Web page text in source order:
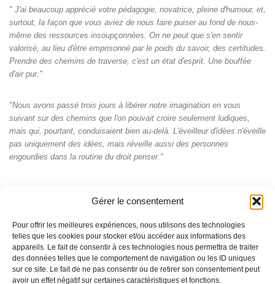
Gérer le consentement
Pour offrir les meilleures expériences, nous utilisons des technologies
telles que les cookies pour stocker et/ou accéder aux informations des
appareils. Le fait de consentir à ces technologies nous permettra de traiter
des données telles que le comportement de navigation ou les ID uniques
sur ce site. Le fait de ne pas consentir ou de retirer son consentement peut
avoir un effet négatif sur certaines caractéristiques et fonctions.
" J'ai beaucoup apprécié votre pédagogie, novatrice, pleine d'humour, et,
surtout, la façon que vous aviez de nous faire puiser au fond de nous-
même des ressources insoupçonnées. On ne peut que s'en sentir
valorisé, au lieu d'être emprisonné par le poids du savoir, des certitudes.
Prendre des chemins de traverse, c'est un état d'esprit. Une bouffée
d'air pur."
"Nous avons passé trois jours à libérer notre imagination en vous
suivant sur des chemins que l'on pouvait croire seulement ludiques,
mais qui, pourtant, conduisaient bien au-delà. L'éveilleur d'idées n'éveille
pas uniquement des idées, mais réveille aussi des personnes
engourdies dans la routine du droit penser."